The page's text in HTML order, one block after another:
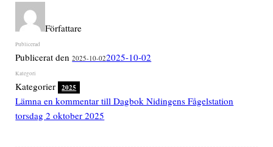
Författare
Publicerat den2025-10-022025-10-02
Kategorier 2025
Lämna en kommentar till Dagbok Nidingens Fågelstation
torsdag 2 oktober 2025